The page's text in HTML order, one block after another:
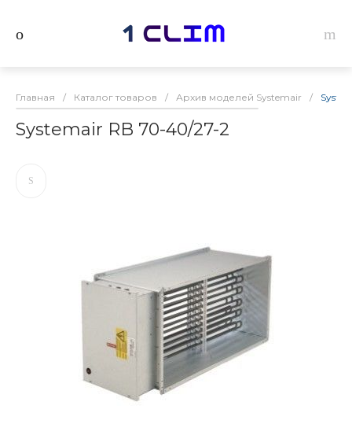
Главная / Каталог товаров / Архив моделей Systemair /
Systemair RB 70-40/27-2